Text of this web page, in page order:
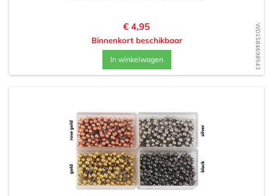
WD1584698543
Prijs
€ 4,95
Binnenkort beschikbaar
In winkelwagen